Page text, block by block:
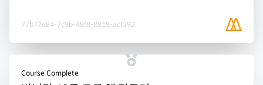
77b77e84-7c9b-48f8-8818-acf392
Course Complete